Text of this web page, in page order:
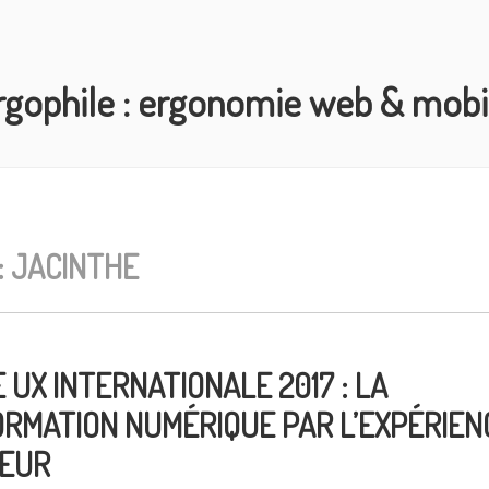
: ergonomie web &
JACINTHE
UX INTERNATIONALE 2017 : LA
NUMÉRIQUE PAR